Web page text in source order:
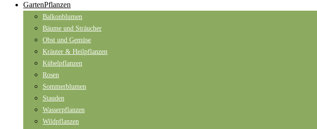
GartenPflanzen
Balkonblumen
Bäume und Sträucher
Obst und Gemüse
Kräuter & Heilpflanzen
Kübelpflanzen
Rosen
Sommerblumen
Stauden
Wasserpflanzen
Wildpflanzen